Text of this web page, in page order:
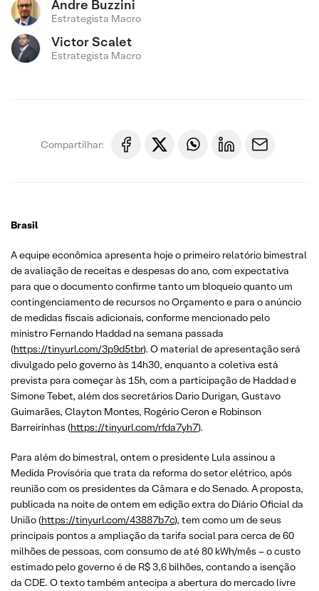
Andre Buzzini
Estrategista Macro
Victor Scalet
Estrategista Macro
Compartilhar:
Brasil
A equipe econômica apresenta hoje o primeiro relatório bimestral
de avaliação de receitas e despesas do ano, com expectativa
para que o documento confirme tanto um bloqueio quanto um
contingenciamento de recursos no Orçamento e para o anúncio
de medidas fiscais adicionais, conforme mencionado pelo
ministro Fernando Haddad na semana passada
(https://tinyurl.com/3p9d5tbr). O material de apresentação será
divulgado pelo governo às 14h30, enquanto a coletiva está
prevista para começar às 15h, com a participação de Haddad e
Simone Tebet, além dos secretários Dario Durigan, Gustavo
Guimarães, Clayton Montes, Rogério Ceron e Robinson
Barreirinhas (https://tinyurl.com/rfda7yh7).
Para além do bimestral, ontem o presidente Lula assinou a
Medida Provisória que trata da reforma do setor elétrico, após
reunião com os presidentes da Câmara e do Senado. A proposta,
publicada na noite de ontem em edição extra do Diário Oficial da
União (https://tinyurl.com/43887b7c), tem como um de seus
principais pontos a ampliação da tarifa social para cerca de 60
milhões de pessoas, com consumo de até 80 kWh/mês – o custo
estimado pelo governo é de R$ 3,6 bilhões, contando a isenção
da CDE. O texto também antecipa a abertura do mercado livre